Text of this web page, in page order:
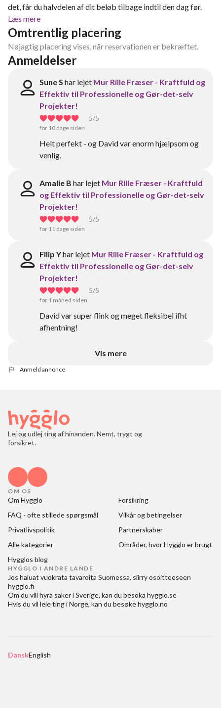
det, får du halvdelen af dit beløb tilbage indtil den dag før.
Læs mere
Omtrentlig placering
Nøjagtig placering vises, når reservationen er bekræftet.
Anmeldelser
Sune S har lejet Mur Rille Fræser - Kraftfuld og
Effektiv til Professionelle og Gør-det-selv
Projekter!
5/5
for 10 dage siden
Helt perfekt - og David var enorm hjælpsom og
venlig.
Amalie B har lejet Mur Rille Fræser - Kraftfuld
og Effektiv til Professionelle og Gør-det-selv
Projekter!
5/5
for 11 dage siden
Filip Yhar lejet Mur Rille Fræser - Kraftfuld og
Effektiv til Professionelle og Gør-det-selv
Projekter!
5/5
for 1 måned siden
David var super flink og meget fleksibel ifht
afhentning!
Vis mere
Anmeld annonce
Lej og udlej ting af hinanden. Nemt, trygt og
forsikret.
OM OS
Om Hygglo
Forsikring
FAQ - ofte stillede spørgsmål
Vilkår og betingelser
Privatlivspolitik
Partnerskaber
Alle kategorier
Områder, hvor Hygglo er brugt
Hygglos blog
HYGGLO I ANDRE LANDE
Jos haluat vuokrata tavaroita Suomessa, siirry osoitteeseen
hygglo.fi
Om du vill hyra saker i Sverige, kan du besöka hygglo.se
Hvis du vil leie ting i Norge, kan du besøkehygglo.no
DanskEnglish